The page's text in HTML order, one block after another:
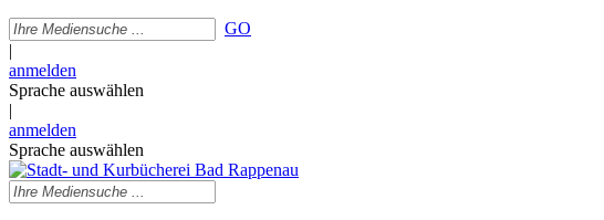
GO
|
anmelden
Sprache auswählen
|
anmelden
Sprache auswählen